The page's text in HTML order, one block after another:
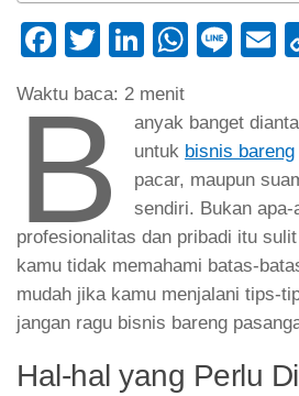
Facebook
TwitterLinkedInLine
Waktu baca: 2 menit
B
anyak banget
untuk bisnis bareng
pacar, maupun
sendiri. Bukan
profesionalitas dan pribadi itu
kamu tidak memahami batas-
mudah jika kamu menjalani tips-
jangan ragu bisnis bareng
Hal-hal yang Perlu